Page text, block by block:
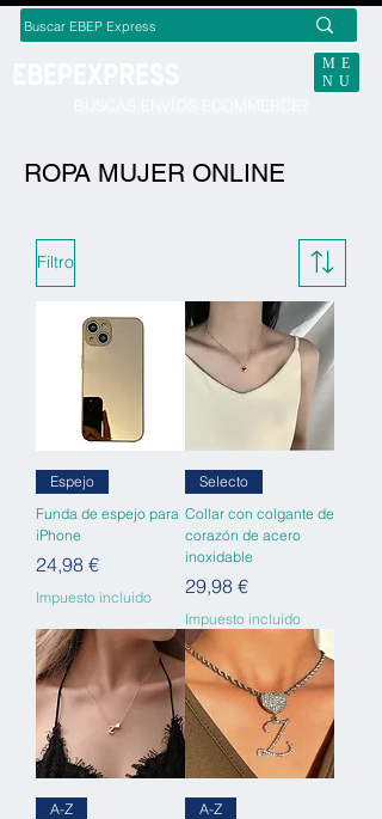
ME
NU
ROPA MUJER ONLINE
Filtro
Espejo
Funda de espejo para
iPhone
Precio
24,98 €
Impuesto incluido
Selecto
Collar con colgante de
corazón de acero
inoxidable
Precio
29,98 €
Impuesto incluido
A-Z
A-Z